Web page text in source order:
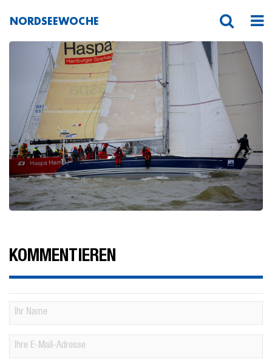
NORDSEEWOCHE
20150523-_T9A1393H.Franck-
KOMMENTIEREN